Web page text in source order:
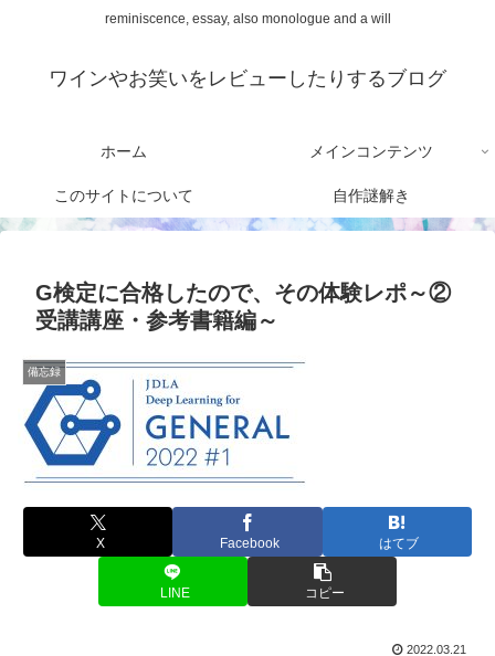
reminiscence, essay, also monologue and a will
ワインやお笑いをレビューしたりするブログ
ホーム メインコンテンツ
このサイトについて 自作謎解き
G検定に合格したので、その体験レポ～②
受講講座・参考書籍編～
備忘録
X Facebook はてブ
LINE コピー
2022.03.21